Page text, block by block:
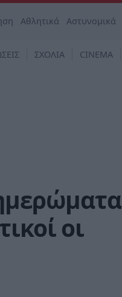
Αθλητικά Αστυνομικά
ΣΧΟΛΙΑ CINEMA
οι